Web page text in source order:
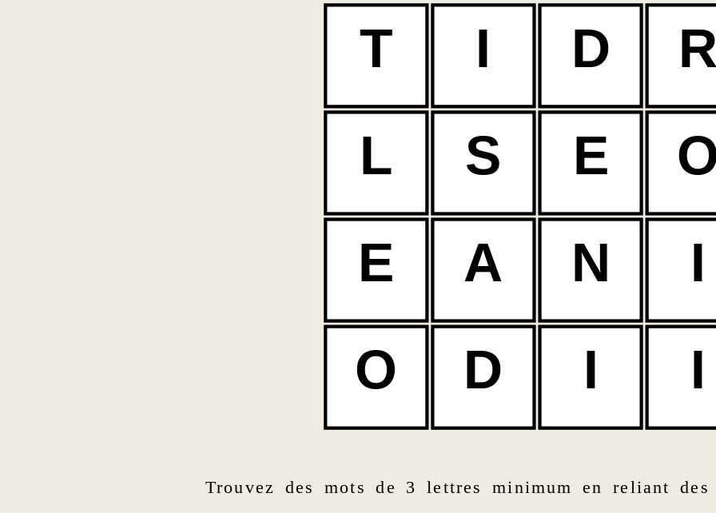
T I D
L S E
E
A N
I
O
D I I
Trouvez des mots de 3 lettres minimum en reliant des